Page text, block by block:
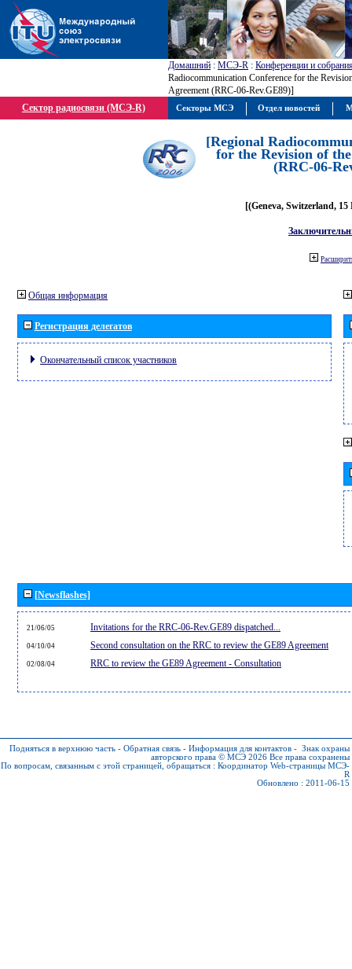
Домашний : МСЭ-R : Конференции и
Radiocommunication Conference for the
Agreement (RRC-06-Rev.GE89)]
Сектор радиосвязи (МСЭ-R)
[Regional
for the Revision of
(RRC-06-
[(Geneva, Switzerland, 15
Общая информация
Регистрация делегатов
Окончательный список участников
[Newsflashes]
21/06/05 Invitations for the RRC-06-Rev.GE89 dispatched...
04/10/04 Second consultation on the RRC to review the GE89 Agreement
02/08/04 RRC to review the GE89 Agreement - Consultation
Подняться в верхнюю часть - Обратная связь - Информация для контактов - Знак охраны
авторского права © МСЭ 2026 Все права сохранены
По вопросам, связанным с этой страницей, обращаться : Координатор Web-страницы МСЭ-
R
Обновлено : 2011-06-15
Секторы МСЭ Отдел новостей